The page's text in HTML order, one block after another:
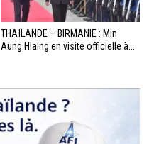
THAÏLANDE – BIRMANIE : Min
Aung Hlaing en visite officielle à...